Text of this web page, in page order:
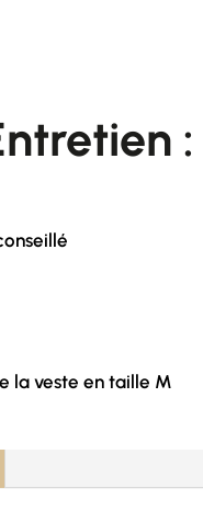
:
la veste en taille M